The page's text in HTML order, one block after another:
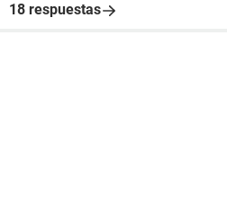
18 respuestas